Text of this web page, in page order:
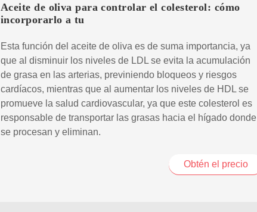
Aceite de oliva para controlar el colesterol: cómo
incorporarlo a tu
Esta función del aceite de oliva es de suma importancia, ya
que al disminuir los niveles de LDL se evita la acumulación
de grasa en las arterias, previniendo bloqueos y riesgos
cardíacos, mientras que al aumentar los niveles de HDL se
promueve la salud cardiovascular, ya que este colesterol es
responsable de transportar las grasas hacia el hígado donde
se procesan y eliminan.
Obtén el precio